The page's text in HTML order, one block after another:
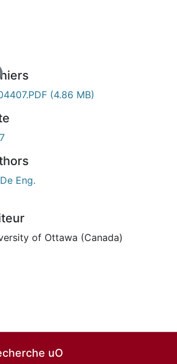
(4.86 MB)
Eng.
of Ottawa (Canada)
uO